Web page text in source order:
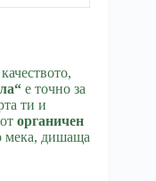
е точно за
ти и
органичен
мека, дишаща